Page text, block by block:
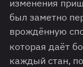
изменения
был заметно
врождённую
которая даёт
каждый стан,